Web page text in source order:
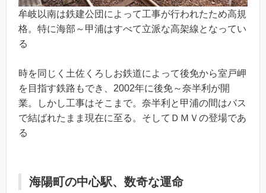
牟岐以南は鉄建公団によって工事が行われたため高規
格。特に海部～甲浦はすべて立派な高架線となってい
る
時を同じく土佐くろしお鉄道によって後免から室戸岬
を目指す鉄路もでき、2002年に後免～奈半利が開
業。しかし工事はそこまで。奈半利と甲浦の間はバス
で結ばれたまま現在に至る。そしてＤＭＶの登場であ
る
海陽町の中心駅、数奇な運命